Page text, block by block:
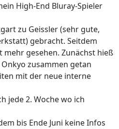
High-End Bluray-Spieler
zu Geissler (sehr gute,
gebracht. Seitdem
mehr gesehen. Zunächst hieß
zusammen getan
mit der neue interne
jede 2. Woche wo ich
bis Ende Juni keine Infos